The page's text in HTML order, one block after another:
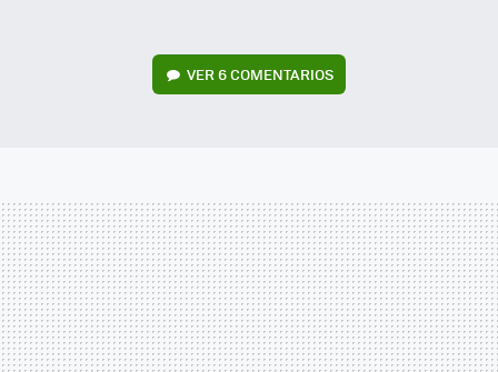
VER 6 COMENTARIOS